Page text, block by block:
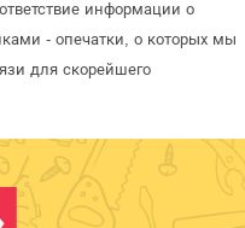
информации о
- опечатки, о которых мы
для скорейшего